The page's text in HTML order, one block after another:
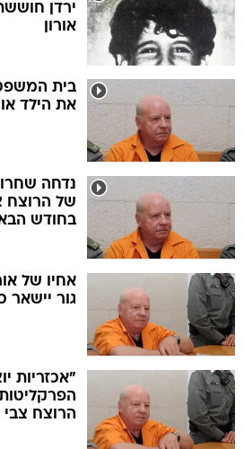
ירדן
אורון
בית
את הילד
נדחה
של הרוצח
בחודש
אחיו של
גור יישאר
"אכזריות
הרוצח צבי